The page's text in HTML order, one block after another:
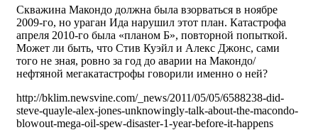
Скважина Макондо должна была взорваться в ноябре
2009-го, но ураган Ида нарушил этот план. Катастрофа
апреля 2010-го была «планом Б», повторной попыткой.
Может ли быть, что Стив Куэйл и Алекс Джонс, сами
того не зная, ровно за год до аварии на Макондо/
нефтяной мегакатастрофы говорили именно о ней?
http://bklim.newsvine.com/_news/2011/05/05/6588238-did-
steve-quayle-alex-jones-unknowingly-talk-about-the-macondo-
blowout-mega-oil-spew-disaster-1-year-before-it-happens